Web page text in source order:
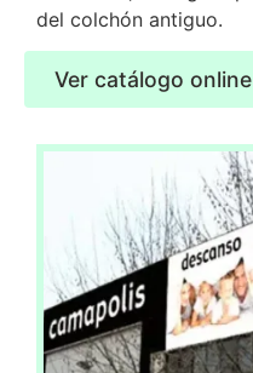
del colchón antiguo.
Ver catálogo online